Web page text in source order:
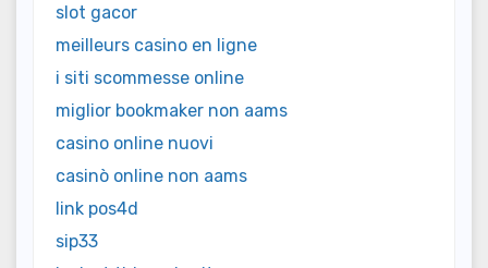
slot gacor
meilleurs casino en ligne
i siti scommesse online
miglior bookmaker non aams
casino online nuovi
casinò online non aams
link pos4d
sip33